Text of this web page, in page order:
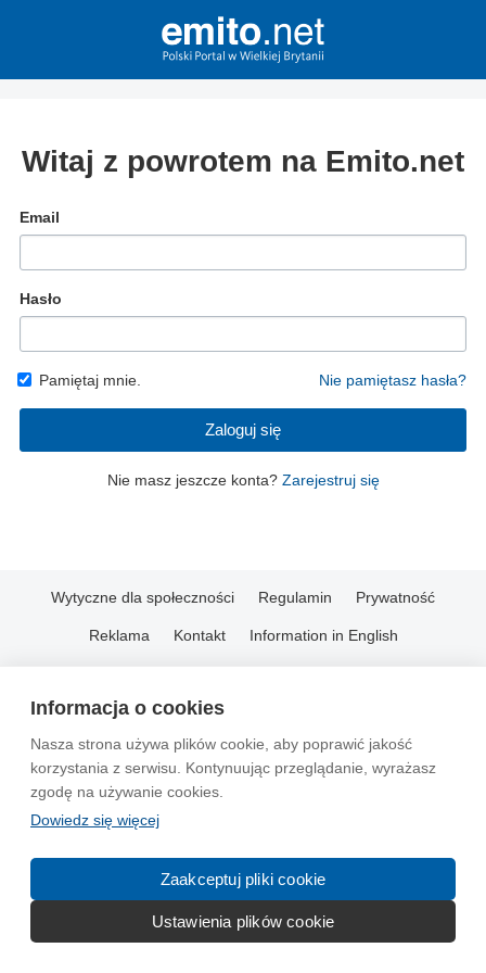
Informacja o cookies
Nasza strona używa plików cookie, aby poprawić jakość
korzystania z serwisu. Kontynuując przeglądanie, wyrażasz
zgodę na używanie cookies.
Dowiedz się więcej
Zaakceptuj pliki cookie
Ustawienia plików cookie
Witaj z powrotem na Emito.net
Email
Hasło
Pamiętaj mnie. Nie pamiętasz hasła?
Zaloguj się
Nie masz jeszcze konta? Zarejestruj się
Wytyczne dla społeczności Regulamin Prywatność
Reklama Kontakt Information in English